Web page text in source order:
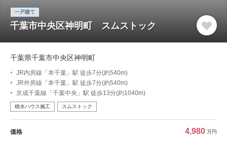
一戸建て
千葉市中央区神明町 スムストック
千葉県千葉市中央区神明町
JR内房線「本千葉」駅 徒歩7分(約540m)
JR外房線「本千葉」駅 徒歩7分(約540m)
京成千葉線「千葉中央」駅 徒歩13分(約1040m)
積水ハウス施工 スムストック
価格 4,980 万円